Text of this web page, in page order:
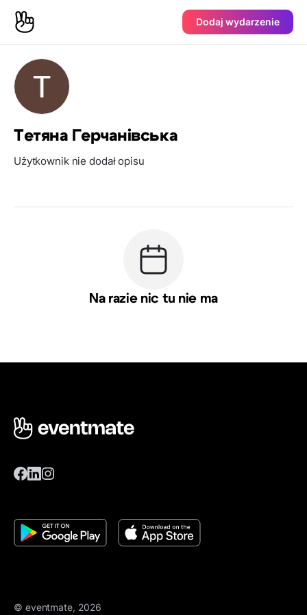
Dodaj wydarzenie
Тетяна Герчанівська
Użytkownik nie dodał opisu
Na razie nic tu nie ma
© eventmate, 2026